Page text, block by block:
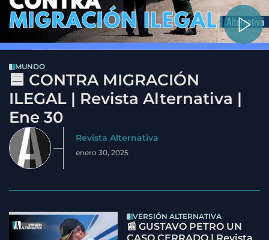
MUNDO
🟦 CONTRA MIGRACIÓN
ILEGAL | Revista Alternativa |
Ene 30
Revista Alternativa
enero 30, 2025
VERSIÓN ALTERNATIVA
📰 GUSTAVO PETRO UN